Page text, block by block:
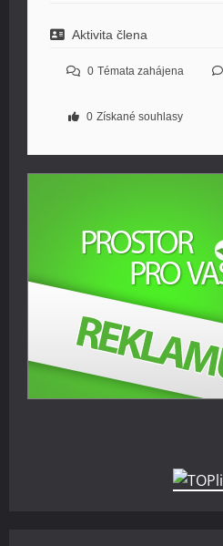
Aktivita člena
0 Témata zahájena
0 Získané souhlasy